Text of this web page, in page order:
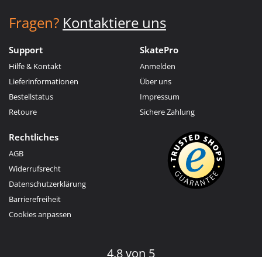
Fragen? Kontaktiere uns
Support
Hilfe & Kontakt
Lieferinformationen
Bestellstatus
Retoure
SkatePro
Anmelden
Über uns
Impressum
Sichere Zahlung
Rechtliches
AGB
Widerrufsrecht
Datenschutzerklärung
Barrierefreiheit
Cookies anpassen
4.8 von 5